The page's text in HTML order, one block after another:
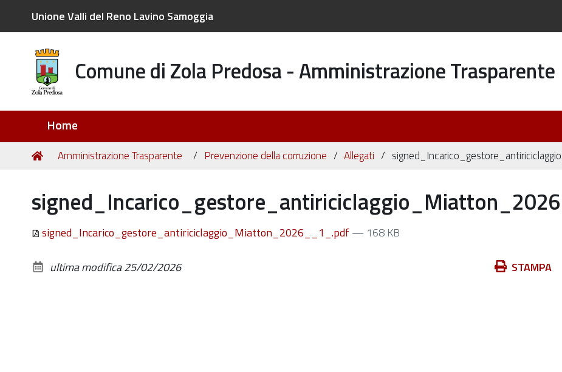
Unione Valli del Reno Lavino Samoggia
Comune di Zola Predosa - Amministrazione Trasparente
Home
Tu
Home
Amministrazione Trasparente Prevenzione della corruzione Allegati
signed_Incarico_gestore_antiriciclaggio_Miatton_2026__1_.pdf— 168 KB
Azioni STAMPA
ultima modifica25/02/2026